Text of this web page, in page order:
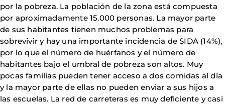
por la pobreza. La población de la zona está compuesta
por aproximadamente 15.000 personas. La mayor parte
de sus habitantes tienen muchos problemas para
sobrevivir y hay una importante incidencia de SIDA (14%),
por lo que el número de huérfanos y el número de
habitantes bajo el umbral de pobreza son altos. Muy
pocas familias pueden tener acceso a dos comidas al día
y la mayor parte de ellas no pueden enviar a sus hijos a
las escuelas. La red de carreteras es muy deficiente y casi